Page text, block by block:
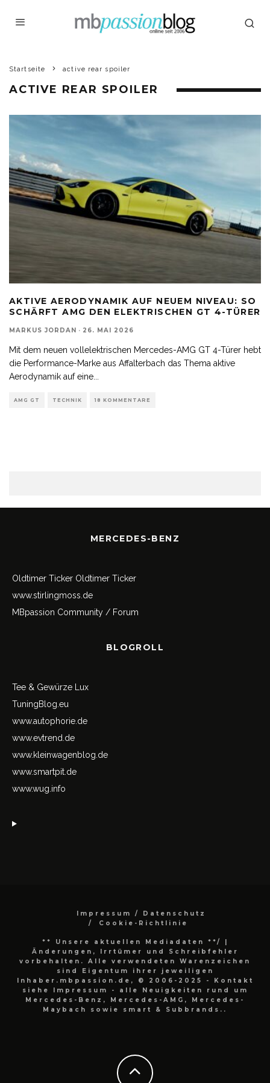
Startseite active rear spoiler
ACTIVE REAR SPOILER
AKTIVE AERODYNAMIK AUF NEUEM NIVEAU: SO
SCHÄRFT AMG DEN ELEKTRISCHEN GT 4-TÜRER
MARKUS JORDAN · 26. MAI 2026
Mit dem neuen vollelektrischen Mercedes-AMG GT 4-Türer hebt
die Performance-Marke aus Affalterbach das Thema aktive
Aerodynamik auf eine
AMG GT TECHNIK 18 KOMMENTARE
MERCEDES-BENZ
Oldtimer Ticker Oldtimer Ticker
www.stirlingmoss.de
MBpassion Community / Forum
BLOGROLL
Tee & Gewürze Lux
TuningBlog.eu
www.autophorie.de
www.evtrend.de
www.kleinwagenblog.de
www.smartpit.de
www.wug.info
Impressum / Datenschutz
Cookie-Richtlinie
** Unsere aktuellen Mediadaten **/
|
Änderungen, Irrtümer und Schreibfehler
vorbehalten. Alle verwendeten Warenzeichen
sind Eigentum ihrer jeweiligen
Inhaber.mbpassion.de, © 2006-2025 - Kontakt
siehe Impressum - alle Neuigkeiten rund um
Mercedes-Benz, Mercedes-AMG, Mercedes-
Maybach sowie smart & Subbrands..